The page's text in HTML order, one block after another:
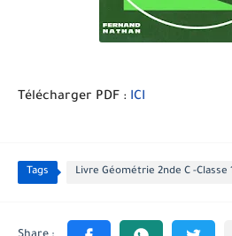
Télécharger PDF : ICI
Tags Livre Géométrie 2nde C -Classe